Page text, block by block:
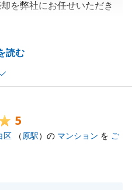
読む
を弊社にお任せいただき
間がございましたが、お
だき安心した気持ちと少
。
ましたら、何なりとお申
5
区 （ 原駅）の マンション を ご